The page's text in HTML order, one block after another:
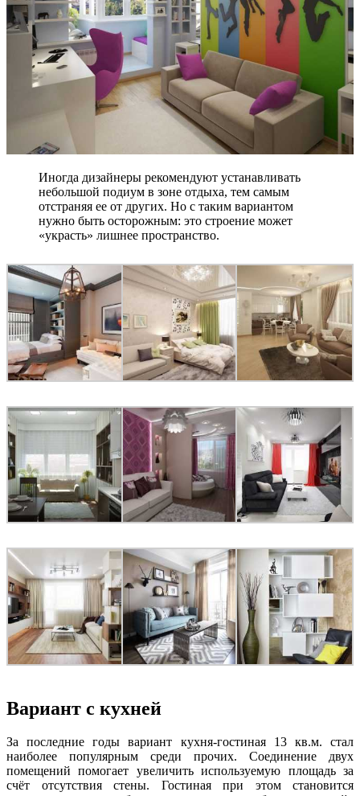
Иногда дизайнеры рекомендуют устанавливать
небольшой подиум в зоне отдыха, тем самым
отстраняя ее от других. Но с таким вариантом
нужно быть осторожным: это строение может
«украсть» лишнее пространство.
Вариант с кухней
За последние годы вариант кухня-гостиная 13 кв.м. стал
наиболее популярным среди прочих. Соединение двух
помещений помогает увеличить используемую площадь за
счёт отсутствия стены. Гостиная при этом становится